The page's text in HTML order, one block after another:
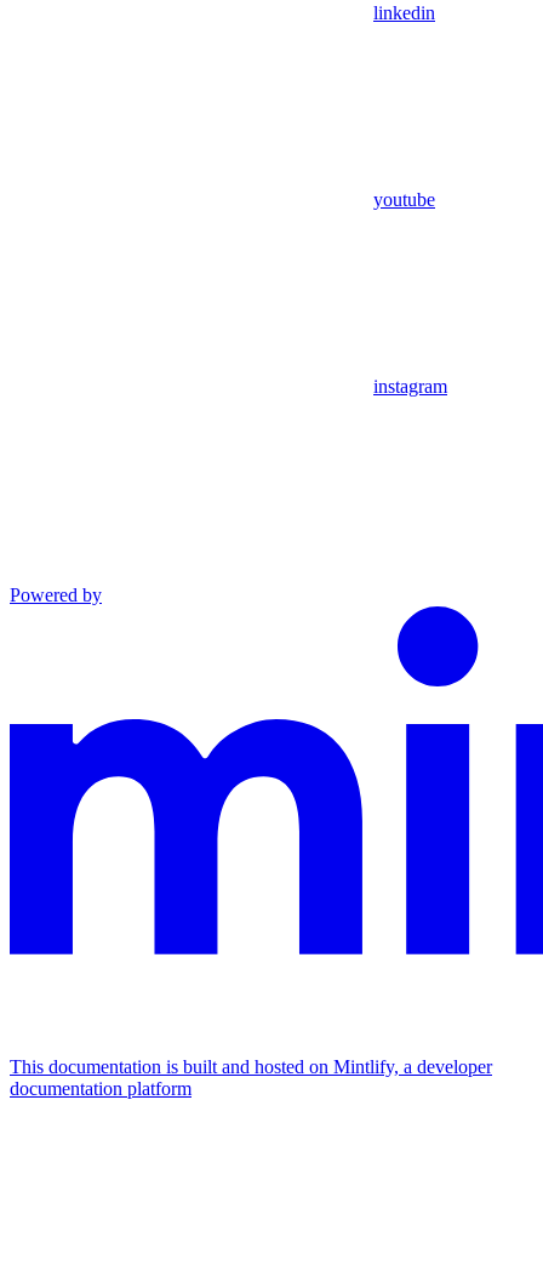
linkedin
youtube
instagram
Powered by
This documentation is built and hosted on Mintlify, a developer
documentation platform